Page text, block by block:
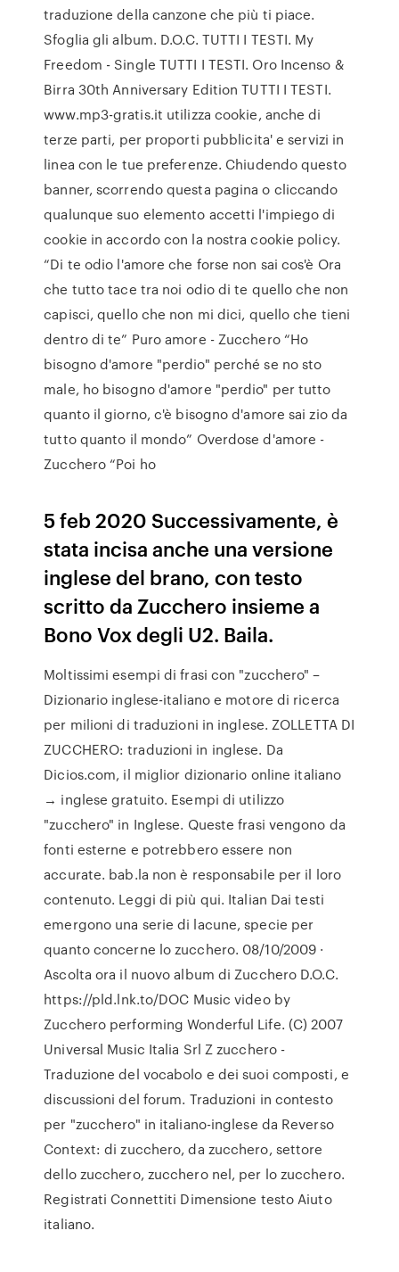
traduzione della canzone che più ti piace.
Sfoglia gli album. D.O.C. TUTTI I TESTI. My
Freedom - Single TUTTI I TESTI. Oro Incenso &
Birra 30th Anniversary Edition TUTTI I TESTI.
www.mp3-gratis.it utilizza cookie, anche di
terze parti, per proporti pubblicita' e servizi in
linea con le tue preferenze. Chiudendo questo
banner, scorrendo questa pagina o cliccando
qualunque suo elemento accetti l'impiego di
cookie in accordo con la nostra cookie policy.
“Di te odio l'amore che forse non sai cos'è Ora
che tutto tace tra noi odio di te quello che non
capisci, quello che non mi dici, quello che tieni
dentro di te” Puro amore - Zucchero “Ho
bisogno d'amore "perdio" perché se no sto
male, ho bisogno d'amore "perdio" per tutto
quanto il giorno, c'è bisogno d'amore sai zio da
tutto quanto il mondo” Overdose d'amore -
Zucchero “Poi ho
5 feb 2020 Successivamente, è
stata incisa anche una versione
inglese del brano, con testo
scritto da Zucchero insieme a
Bono Vox degli U2. Baila.
Moltissimi esempi di frasi con "zucchero" –
Dizionario inglese-italiano e motore di ricerca
per milioni di traduzioni in inglese. ZOLLETTA DI
ZUCCHERO: traduzioni in inglese. Da
Dicios.com, il miglior dizionario online italiano
→ inglese gratuito. Esempi di utilizzo
"zucchero" in Inglese. Queste frasi vengono da
fonti esterne e potrebbero essere non
accurate. bab.la non è responsabile per il loro
contenuto. Leggi di più qui. Italian Dai testi
emergono una serie di lacune, specie per
quanto concerne lo zucchero. 08/10/2009 ·
Ascolta ora il nuovo album di Zucchero D.O.C.
https://pld.lnk.to/DOC Music video by
Zucchero performing Wonderful Life. (C) 2007
Universal Music Italia Srl Z zucchero -
Traduzione del vocabolo e dei suoi composti, e
discussioni del forum. Traduzioni in contesto
per "zucchero" in italiano-inglese da Reverso
Context: di zucchero, da zucchero, settore
dello zucchero, zucchero nel, per lo zucchero.
Registrati Connettiti Dimensione testo Aiuto
italiano.